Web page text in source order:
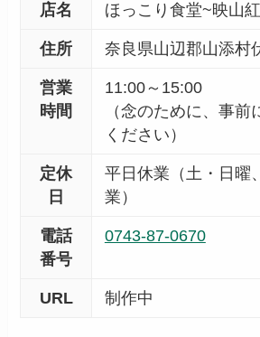
店名 ほっこり食堂~映山
住所 奈良県山辺郡山添村
営業
時間
11:00～15:00
（念のために、事
ください）
定休
日
平日休業（土・日曜
業）
電話
番号
0743-87-0670
URL 制作中